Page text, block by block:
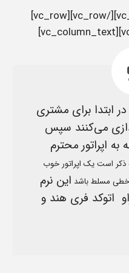
[/vc_column_text][/vc_column][/vc_row][vc_row]
ابتدا برای مشتری
می‌کنند سپس
به اپراتور محترم
ذکر است یک اپراتور خوب
خطی مسلط باشد این نرم
اتوکد فری هند و